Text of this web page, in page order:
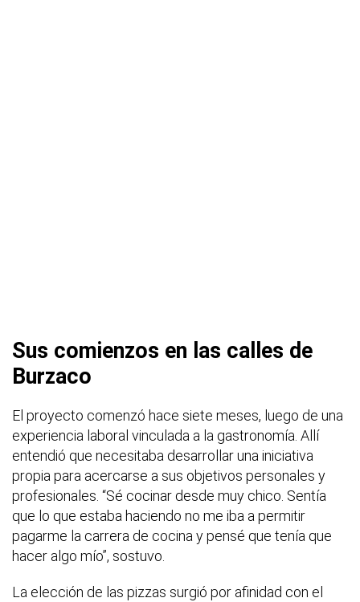
Sus comienzos en las calles de
Burzaco
El proyecto comenzó hace siete meses, luego de una
experiencia laboral vinculada a la gastronomía. Allí
entendió que necesitaba desarrollar una iniciativa
propia para acercarse a sus objetivos personales y
profesionales. “Sé cocinar desde muy chico. Sentía
que lo que estaba haciendo no me iba a permitir
pagarme la carrera de cocina y pensé que tenía que
hacer algo mío”, sostuvo.
La elección de las pizzas surgió por afinidad con el